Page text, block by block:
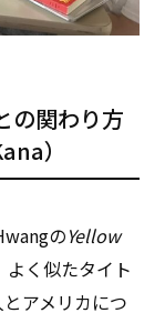
の関わり方
）
のYellow
よく似たタイト
アメリカにつ